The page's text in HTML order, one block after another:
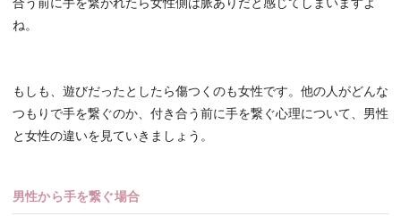
合う前に手を繋がれたら女性側は脈ありだと感じてしまいますよ
ね。
もしも、遊びだったとしたら傷つくのも女性です。他の人がどんな
つもりで手を繋ぐのか、付き合う前に手を繋ぐ心理について、男性
と女性の違いを見ていきましょう。
男性から手を繋ぐ場合